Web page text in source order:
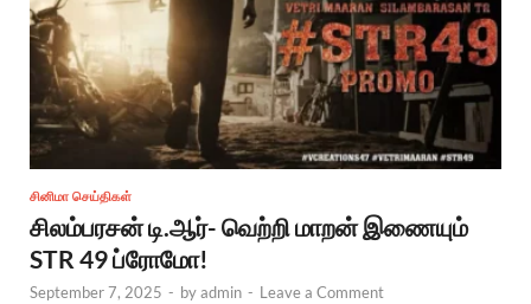
சினிமா செய்திகள்
சிலம்பரசன் டி.ஆர்- வெற்றி மாறன் இணையும்
STR 49 ப்ரோமோ!
September 7, 2025 - byadmin - Leave a Comment